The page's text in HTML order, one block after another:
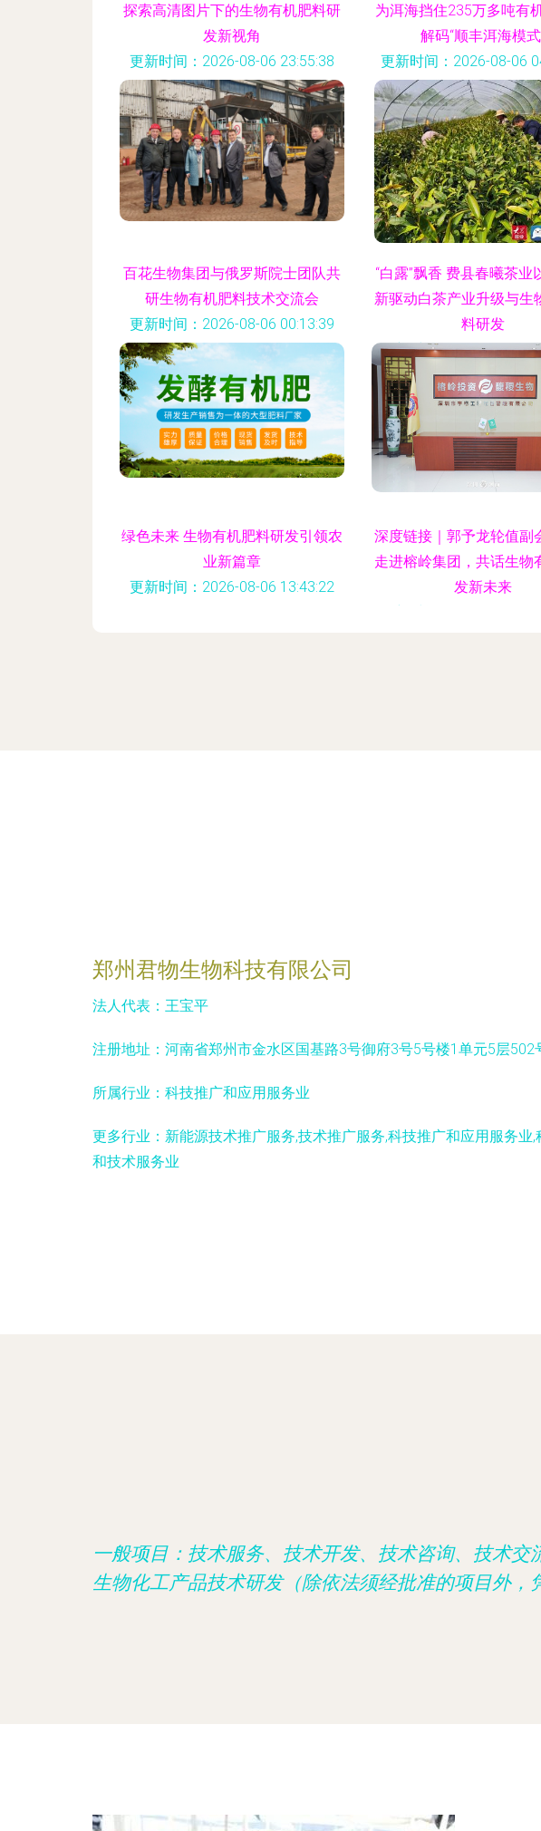
探索高清图片下的生物有机肥料研
发新视角
更新时间：2026-08-06 23:55:38
为洱海挡住235万多吨有
解码“顺丰洱海模式
更新时间：2026-08-06
百花生物集团与俄罗斯院士团队共
研生物有机肥料技术交流会
更新时间：2026-08-06 00:13:39
“白露”飘香 费县春曦茶业
新驱动白茶产业升级与生
料研发
更新时间：2026-08-06
绿色未来 生物有机肥料研发引领农
业新篇章
更新时间：2026-08-06 13:43:22
深度链接｜郭予龙轮值副
走进榕岭集团，共话生物
发新未来
郑州君物生物科技有限公司
法人代表： 王宝平
注册地址： 河南省郑州市金水区国基路3号御府3号5号楼1单元5层502
所属行业： 科技推广和应用服务业
更多行业： 新能源技术推广服务,技术推广服务,科技推广和应用服务业,
和技术服务业
一般项目：技术服务、技术开发、技术咨询、技术
生物化工产品技术研发（除依法须经批准的项目外，